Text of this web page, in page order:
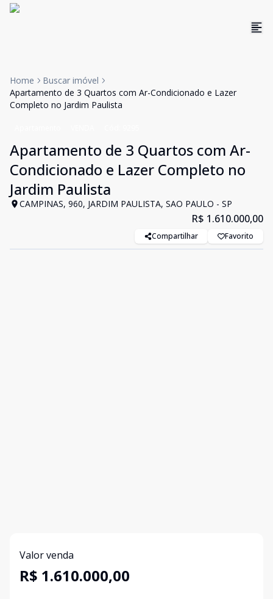
Home
Buscar imóvel
Apartamento de 3 Quartos com Ar-Condicionado e Lazer
Completo no Jardim Paulista
Apartamento de 3 Quartos com Ar-
Condicionado e Lazer Completo no
Jardim Paulista
CAMPINAS, 960, JARDIM PAULISTA, SAO PAULO - SP
R$ 1.610.000,00
Compartilhar Favorito
Valor venda
R$ 1.610.000,00